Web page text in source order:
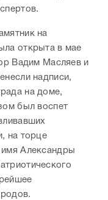
на
открыта в мае
Вадим Масляев и
надписи,
на доме,
был воспет
на торце
имя Александры